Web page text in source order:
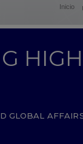
Inicio
GLOBAL